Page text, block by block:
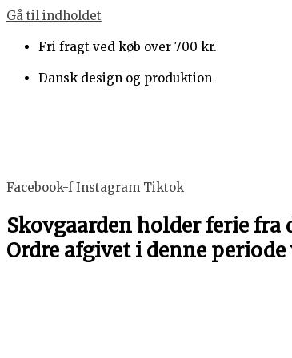
Gå til indholdet
Fri fragt ved køb over 700 kr.
Dansk design og produktion
Facebook-f Instagram Tiktok
Skovgaarden holder ferie fra
Ordre afgivet i denne